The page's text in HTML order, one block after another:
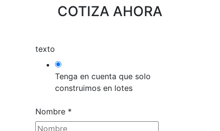
COTIZA AHORA
texto
Tenga en cuenta que solo
construimos en lotes
Nombre *